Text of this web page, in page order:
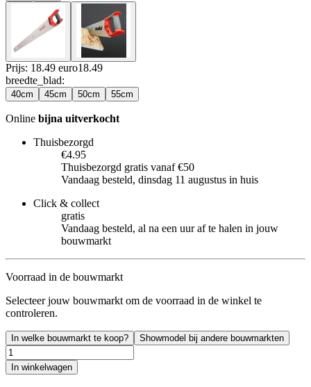
Prijs: 18.49 euro18.49
breedte_blad:
40cm 45cm 50cm 55cm
Online bijna uitverkocht
Thuisbezorgd
€4.95
Thuisbezorgd gratis vanaf €50
Vandaag besteld, dinsdag 11 augustus in huis
Click & collect
gratis
Vandaag besteld, al na een uur af te halen in jouw
bouwmarkt
Voorraad in de bouwmarkt
Selecteer jouw bouwmarkt om de voorraad in de winkel te
controleren.
In welke bouwmarkt te koop? Showmodel bij andere bouwmarkten
In winkelwagen